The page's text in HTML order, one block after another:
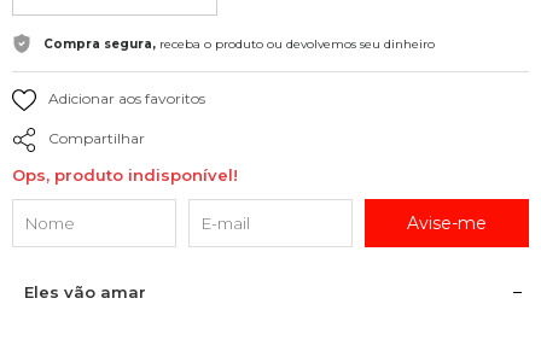
Compra segura, receba o produto ou devolvemos seu dinheiro
Adicionar aos favoritos
Compartilhar
Ops, produto indisponível!
Avise-me
Eles vão amar